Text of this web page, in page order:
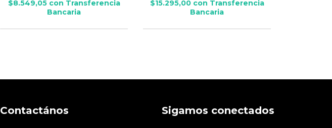
$8.549,05 con Transferencia
Bancaria
$15.295,00 con Transferencia
Bancaria
Contactános Sigamos conectados